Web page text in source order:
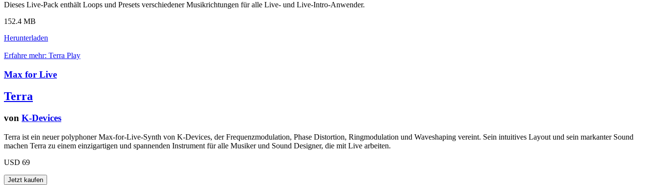
Dieses Live-Pack enthält Loops und Presets verschiedener Musikrichtungen für alle Live- und Live-Intro-Anwender.
152.4 MB
Herunterladen
Erfahre mehr: Terra Play
Max for Live
Terra
von K-Devices
Terra ist ein neuer polyphoner Max-for-Live-Synth von K-Devices, der Frequenzmodulation, Phase Distortion, Ringmodulation und Waveshaping vereint. Sein intuitives Layout und sein markanter Sound
machen Terra zu einem einzigartigen und spannenden Instrument für alle Musiker und Sound Designer, die mit Live arbeiten.
USD 69